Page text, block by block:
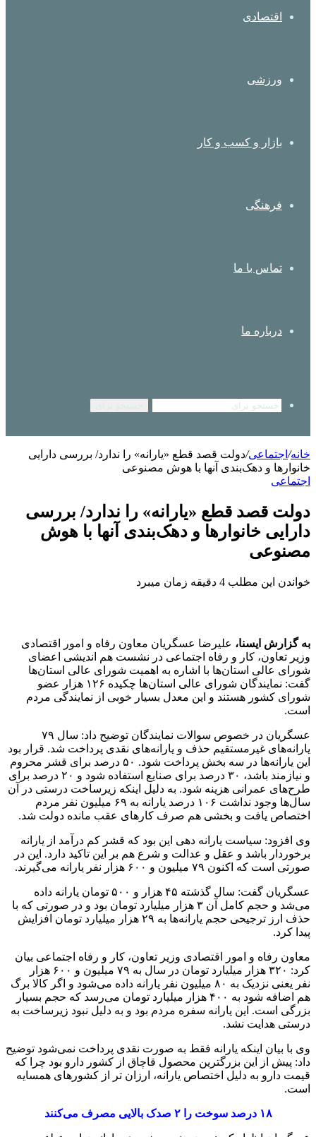
اقتصادی
ورزشی
بازار و کسب و کار
فرهنگی
تماس با ما
درباره ما
خانه/ اجتماعی/دولت قصد قطع «یارانه» را ندارد/ بررسی دارایی
خانوارها و دهک‌بندی آنها با هوش مصنوعی
اجتماعی
دولت قصد قطع «یارانه» را ندارد/ بررسی
دارایی خانوارها و دهک‌بندی آنها با هوش
مصنوعی
خواندن این مطلب 4 دقیقه زمان میبرد
به گزارش ایسنا، علیرضا عسگریان معاون رفاه و امور اقتصادی
وزیر تعاون، کار و رفاه اجتماعی در نشست هم اندیشی اعضای
شورای عالی استان‌ها با اشاره به اهمیت شورای عالی استان‌ها
گفت: نمایندگان شورای عالی استان‌ها چکیده ۱۲۶ هزار عضو
شورای کشور هستند و این معدل بسیار خوبی از نمایندگی مردم
است‌.
عسگریان در خصوص سوالات نمایندگان توضیح داد: سال ۷۹
یارانه‌های غیرمستقیم حذف و یارانه‌های نقدی پرداخت شد. قرار بود
این یارانه‌ها در سه بخش پرداخت شود. ۵۰ درصد برای قشر محروم
و نیازمند باشد، ۳۰ درصد برای صنایع استفاده شود و ۲۰ درصد برای
طرح‌های عمرانی هزینه شود. به دلیل اینکه زیرساخت درستی در آن
سال‌ها وجود نداشت ۱۰۶ درصد یارانه به ۶۹ میلیون نفر مردم
اختصاص یافت و بخشی هم صرف کارهای عقب مانده دولت شد.
وی افزود: سیاست یارانه دهی این بود که قشر کم درآمد از یارانه
برخوردار باشد و عقل و عدالت و شرع هم بر این تاکید دارد. این در
صورتی است که اکنون ۷۹ میلیون و ۶۰۰ هزار نفر یارانه می‌گیرند.
عسگریان گفت: سال گذشته ۴۵ هزار و ۵۰۰ تومان یارانه داده‌
می‌شد و حجم کامل آن ۳ هزار میلیارد تومان بود و در صورتی که با
حذف ارز ترجیحی حجم یارانه‌ها به ۲۹ هزار میلیارد تومان افزایش
پیدا کرد.
معاون رفاه و امور اقتصادی وزیر تعاون، کار و رفاه اجتماعی بیان
کرد: ۳۲۰ هزار میلیارد تومان در سال به ۷۹ میلیون و ۶۰۰ هزار
نفر یعنی نزدیک به ۸۰ میلیون نفر یارانه داده‌ می‌شود و اگر کالا برگ
هم اضافه شود به ۴۰۰ هزار میلیارد تومان می‌رسد که حجم بسیار
بزرگی است‌. این یارانه سفره مردم بود و به دلیل نبود زیرساخت به
درستی هدایت نشد.
وی با بیان اینکه یارانه فقط به صورت نقدی پرداخت نمی‌شود توضیح
داد: پیش از این بزرگترین محصول قاچاق از کشور دارو بود چرا که
قیمت دارو به دلیل اختصاص یارانه، ارزان تر از کشورهای همسایه
است‌.
۱۸ درصد سوخت را ۲ صدک بالایی مصرف می‌کنند